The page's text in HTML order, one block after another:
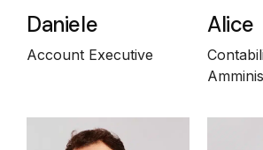
Daniele
Account Executive
Alice